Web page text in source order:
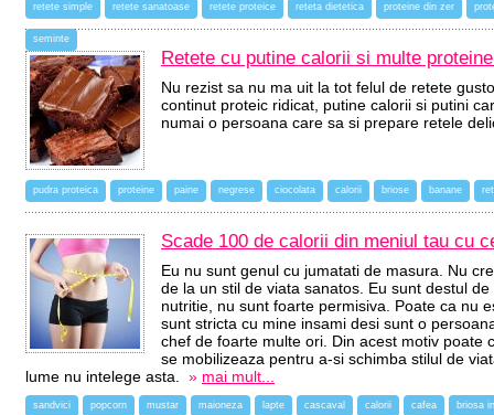
retete simple retete sanatoase retete proteice reteta dietetica proteine din zer
seminte
Retete cu putine calorii si multe
Nu rezist sa nu ma uit la tot felul de retete
continut proteic ridicat, putine calorii si putini
numai o persoana care sa si prepare retele
pudra proteica proteine paine negrese ciocolata calorii briose banane
Scade 100 de calorii din meniul tau cu
Eu nu sunt genul cu jumatati de masura. Nu
de la un stil de viata sanatos. Eu sunt destul
nutritie, nu sunt foarte permisiva. Poate ca nu
sunt stricta cu mine insami desi sunt o
chef de foarte multe ori. Din acest motiv poate
se mobilizeaza pentru a-si schimba stilul de
lume nu intelege asta. » mai mult...
sandvici popcorn mustar maioneza lapte cascaval calorii cafea briosa